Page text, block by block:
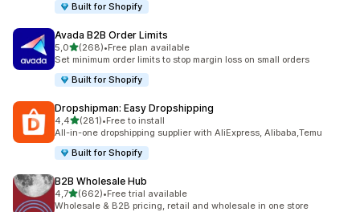
Built for Shopify
Avada B2B Order Limits
5,05 yıldız üzerinden
(268)
toplam 268 değerlendirme
•Free plan available
Set minimum order limits to stop margin loss on small orders
Built for Shopify
Dropshipman: Easy Dropshipping
4,45 yıldız üzerinden
(281)
toplam 281 değerlendirme
•Free to install
All-in-one dropshipping supplier with AliExpress, Alibaba,Temu
Built for Shopify
B2B Wholesale Hub
4,75 yıldız üzerinden
(662)
toplam 662 değerlendirme
•Free trial available
Wholesale & B2B pricing, retail and wholesale in one store